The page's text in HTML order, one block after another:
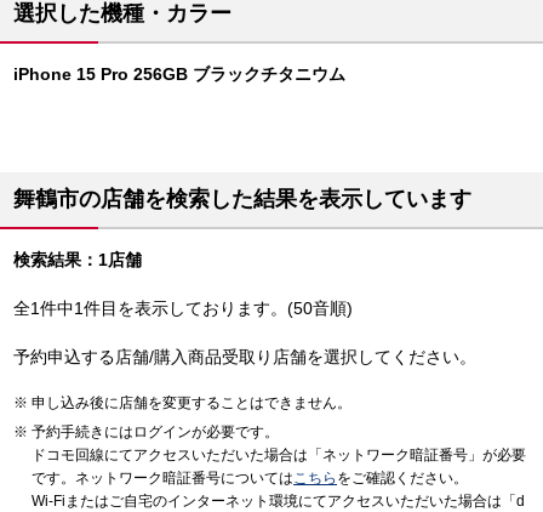
選択した機種・カラー
iPhone 15 Pro 256GB ブラックチタニウム
舞鶴市の店舗を検索した結果を表示しています
検索結果：1店舗
全1件中1件目を表示しております。(50音順)
予約申込する店舗/購入商品受取り店舗を選択してください。
申し込み後に店舗を変更することはできません。
予約手続きにはログインが必要です。
ドコモ回線にてアクセスいただいた場合は「ネットワーク暗証番号」が必要
です。ネットワーク暗証番号についてはこちら をご確認ください。
Wi-Fiまたはご自宅のインターネット環境にてアクセスいただいた場合は「d